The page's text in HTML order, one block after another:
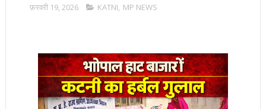
फ़रवरी 19, 2026 KATNI, MP NEWS